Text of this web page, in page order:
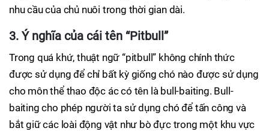
nhu cầu của chủ nuôi trong thời gian dài.
3. Ý nghĩa của cái tên “Pitbull”
Trong quá khứ, thuật ngữ “pitbull” không chính thức
được sử dụng để chỉ bất kỳ giống chó nào được sử dụng
cho môn thể thao độc ác có tên là bull-baiting. Bull-
baiting cho phép người ta sử dụng chó để tấn công và
bắt giữ các loài động vật như bò đực trong một khu vực